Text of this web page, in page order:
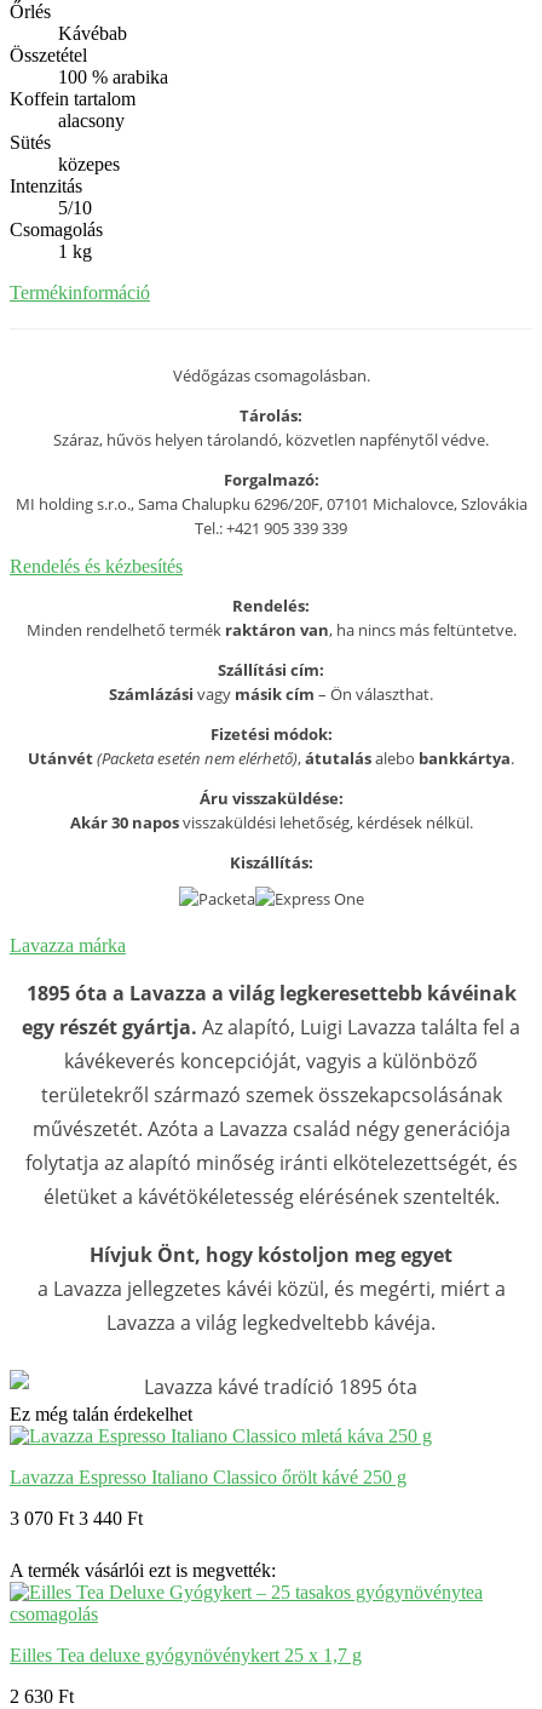
Őrlés
Kávébab
Összetétel
100 % arabika
Koffein tartalom
alacsony
Sütés
közepes
Intenzitás
5/10
Csomagolás
1 kg
Termékinformáció
Védőgázas csomagolásban.
Tárolás:
Száraz, hűvös helyen tárolandó, közvetlen napfénytől védve.
Forgalmazó:
MI holding s.r.o., Sama Chalupku 6296/20F, 07101 Michalovce, Szlovákia
Tel.: +421 905 339 339
Rendelés és kézbesítés
Rendelés:
Minden rendelhető termék raktáron van, ha nincs más feltüntetve.
Szállítási cím:
Számlázási vagy másik cím – Ön választhat.
Fizetési módok:
Utánvét(Packeta esetén nem elérhető),átutalásalebo bankkártya.
Áru visszaküldése:
Akár 30 naposvisszaküldési lehetőség, kérdések nélkül.
Kiszállítás:
Lavazza márka
1895 óta a Lavazza a világ legkeresettebb kávéinak
egy részét gyártja. Az alapító, Luigi Lavazza találta fel a
kávékeverés koncepcióját, vagyis a különböző
területekről származó szemek összekapcsolásának
művészetét. Azóta a Lavazza család négy generációja
folytatja az alapító minőség iránti elkötelezettségét, és
életüket a kávétökéletesség elérésének szentelték.
Hívjuk Önt, hogy kóstoljon meg egyet
a Lavazza jellegzetes kávéi közül, és megérti, miért a
Lavazza a világ legkedveltebb kávéja.
Ez még talán érdekelhet
Lavazza Espresso Italiano Classico őrölt kávé 250 g
3 070 Ft 3 440 Ft
A termék vásárlói ezt is megvették:
Eilles Tea deluxe gyógynövénykert 25 x 1,7 g
2 630 Ft